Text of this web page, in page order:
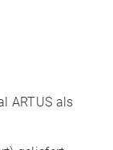
ARTUS als